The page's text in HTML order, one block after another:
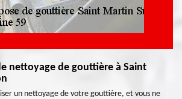
nettoyage de gouttière à Saint
un nettoyage de votre gouttière, et vous ne